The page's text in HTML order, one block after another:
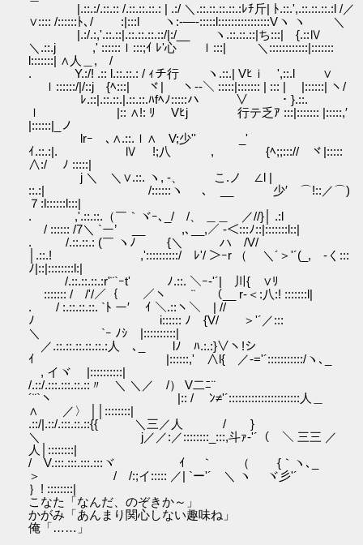
|.::.:/.::.:: /.::.::.::.: | .:/ ＼.::.::.::.::.:ﾚﾁ斤| ﾄ.::.',.::.::.::.:l /／
∨:::: /::::::ﾄ､/ :|:::l ヽ:-―-:::::l::::::::::::::::Vヽ ヽ ＼
|.:/.:,'.::.::|.::.::.::.::/|:/__ ヽ.::.::.::|ち:::| {.::Ⅳ
＼.::.j ,' ::::::ｌ:::;ｲ ﾚ'心 ｌ:::| ＼::::::::::::|:::::::
l:::::::| ∧人＿, /
. Y.:/! .:: l.::.::.: / ｨチ行 ヽ.::.| Vﾋｉ ',::.l ∨
ｌ::::::/|/::j {ﾍ:::| ヾ| ヽ--＼ :::::|::::::: | ::: | |::::::| ヽ/
ﾚ.::|.::.::.|.::.::.ﾊfﾍﾉ:::::ハ ∨ ・}.::.
ｌ |:: ∧!: ﾘ Vﾋj 行テ乏ｱ :::|::::::: |:::::,′
|::::::|_ノ
lrｰゝ､∧.::.ｌ∧ V;少'' _'
ｲ.::.:|. Ⅳ !;八 , {ﾍ;;:::// ヾ|:::::
∧:/ ﾉ :::::|
j ＼ ＼∨.::. ヽ, -、 こ.ノ ∠l |
::.:| /::::::ヽ ､ __ ゞ少′ ⌒!::／⌒)
７:l::::::l:::|
. ,'.::.::.（￣｀ヾｰ､_/ /、 ＿＿ ／//}│ .:l
/ :::::: /7＼ `ー’ __ ,､__,／ ‐＜:::ﾉ::|:::::::l::|
. /.::.::.: (￣ ヽﾉ {＼ ハ /V/
│.::.! ,'::::::::::/ ﾚ'/ ＞ｰr （ ＼´＞'´(_, -く:::
ﾉ|::|::::::::l:|
/.::.::.::.:r'¨`ｰt' ﾉ.::. ＼ｰ‐'´| 川{ ∨ﾘ
::::::: / /'/／｛ ／ヽ ¨ （__ r‐＜:八:! :::::::l|
. / :.::.::.::. `ﾄ ー′ ｲ ＼.::ヽ＼ | //
ﾉ i:::::: ﾉ {V/ ＞'´／:::
＼ `ｰ ﾉｼ |::::::::::|
／.::.::.::.::.::.:人ゝ､_ lﾉ ﾊ.:.:}∨ヽ!シ
ｲ |::::::,' ∧l{ ／-='´:::::::::::/ヽ､_
, イヾ |::::::::::|
/.::/.:::.:::.::.::〃 ＼ ＼／ /） V二ﾆ¨
´¨`ヽ |:: / ﾝ≠'´::::::::::::::::::::::人＿
∧ ／〉 ││::::::::|
.::/|.::/.:::.::.::{{ ＼三／人 / }
＼ j／／:／::::::::_:::,斗ｧ‐'´（ ＼ 三三 ／
人│::::::::|
/ V.:::.:::.:::.:::ヾ ｲ ｀ （ {｀ヽ､_
＞ / /:;イ::::: ／| `ー'´ ＼ ヽ ヾ彡'´
｝! ::::::::|
こなた「なんだ、のぞきか～」
かがみ「あんまり関心しない趣味ね」
俺「……」